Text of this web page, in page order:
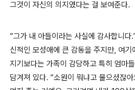
그것이 자신의 의지였다는 걸 보여준다.
“그가 내 아들이라는 사실에 감사합니다
신적인 모성애에 큰 감동을 주지만, 여기
지기보다는 가족이 감당하고 특히 엄마
담겨져 있다. “소원이 뭐냐고 물으셨잖